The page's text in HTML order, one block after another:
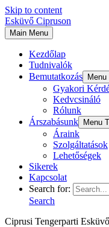
Skip to content
Esküvő Cipruson
Main Menu
Kezdőlap
Tudnivalók
Bemutatkozás
Menu
Gyakori
Kedvcsináló
Rólunk
Árszabásunk
Menu
Áraink
Szolgáltatások
Lehetőségek
Sikerek
Kapcsolat
Search for:
Search
Ciprusi Tengerparti Esküvő